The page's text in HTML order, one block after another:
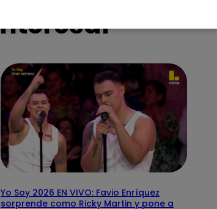
Yo Soy 2026 EN VIVO: Favio Enríquez
sorprende como Ricky Martin y pone a